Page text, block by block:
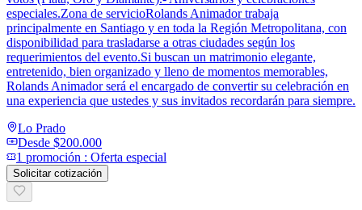
especiales.Zona de servicioRolands Animador trabaja
principalmente en Santiago y en toda la Región Metropolitana, con
disponibilidad para trasladarse a otras ciudades según los
requerimientos del evento.Si buscan un matrimonio elegante,
entretenido, bien organizado y lleno de momentos memorables,
Rolands Animador será el encargado de convertir su celebración en
una experiencia que ustedes y sus invitados recordarán para siempre.
Lo Prado
Desde $200.000
1 promoción : Oferta especial
Solicitar cotización